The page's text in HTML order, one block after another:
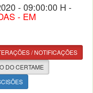
- 09:00:00 H -
- EM
/ NOTIFICAÇÕES
DO CERTAME